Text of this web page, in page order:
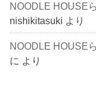
NOODLE HOUSE
nishikitasuki より
NOODLE HOUSE
に より